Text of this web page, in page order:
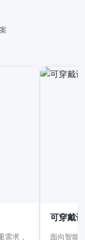
需求，
可穿戴
面向智能